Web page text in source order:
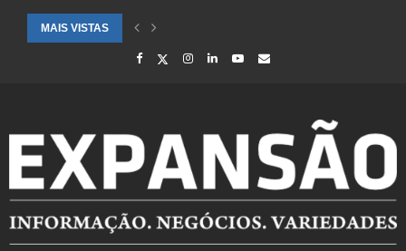
MAIS VISTAS
CIDADES ATENDIDAS PELO SEBRAE RS SÃO DESTAQUE EM